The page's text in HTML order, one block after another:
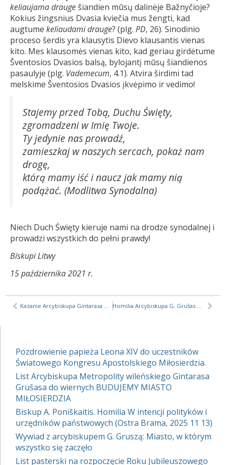
keliaujama draugešiandien mūsų dalinėje Bažnyčioje?
Kokius žingsnius Dvasia kviečia mus žengti, kad
augtume keliaudami drauge? (plg. PD, 26). Sinodinio
proceso šerdis yra klausytis Dievo klausantis vienas
kito. Mes klausomės vienas kito, kad geriau girdėtume
Šventosios Dvasios balsą, bylojantį mūsų šiandienos
pasaulyje (plg. Vademecum, 4.1). Atvira širdimi tad
melskime Šventosios Dvasios įkvėpimo ir vedimo!
Stajemy przed Tobą, Duchu Święty,
zgromadzeni w Imię Twoje.
Ty jedynie nas prowadź,
zamieszkaj w naszych sercach, pokaż nam
drogę,
którą mamy iść i naucz jak mamy nią
podążać. (Modlitwa Synodalna)
Niech Duch Święty kieruje nami na drodze synodalnej i
prowadzi wszystkich do pełni prawdy!
Biskupi Litwy
15 października 2021 r.
Kazanie Arcybiskupa Gintarasa Grušasa z okazji odpustu w Trokach, 2021 Homilia Arcybiskupa G. Grušas we wspomnienie 230. rocznicy Zaręczenia Wzajemnego Obojga Narodów
Pozdrowienie papieża Leona XIV do uczestników
Światowego Kongresu Apostolskiego Miłosierdzia.
List Arcybiskupa Metropolity wileńskiego Gintarasa
Grušasa do wiernych BUDUJEMY MIASTO
MIŁOSIERDZIA
Biskup A. Poniškaitis. Homilia W intencji polityków i
urzędników państwowych (Ostra Brama, 2025 11 13)
Wywiad z arcybiskupem G. Gruszą: Miasto, w którym
wszystko się zaczęło
List pasterski na rozpoczęcie Roku Jubileuszowego